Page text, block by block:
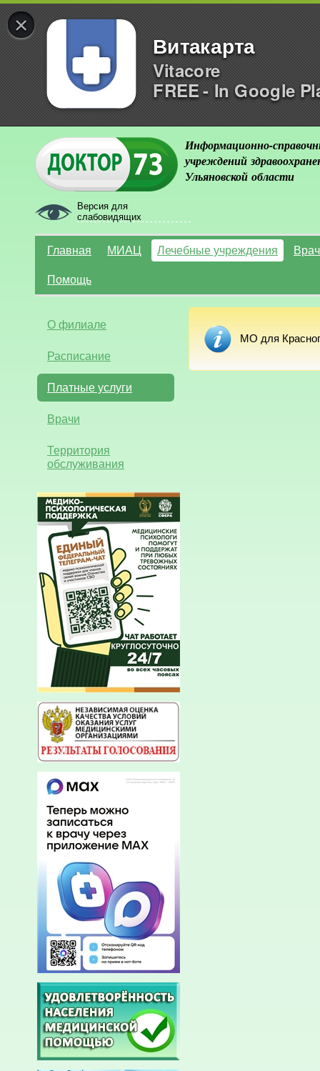
×
Витакарта
Vitacore
FREE - In Google
Версия для
слабовидящих
Информационно-
учреждений
Ульяновской области
Главная МИАЦ Лечебные учреждения
Помощь
О филиале
Расписание
Платные услуги
Врачи
Территория
обслуживания
МО для